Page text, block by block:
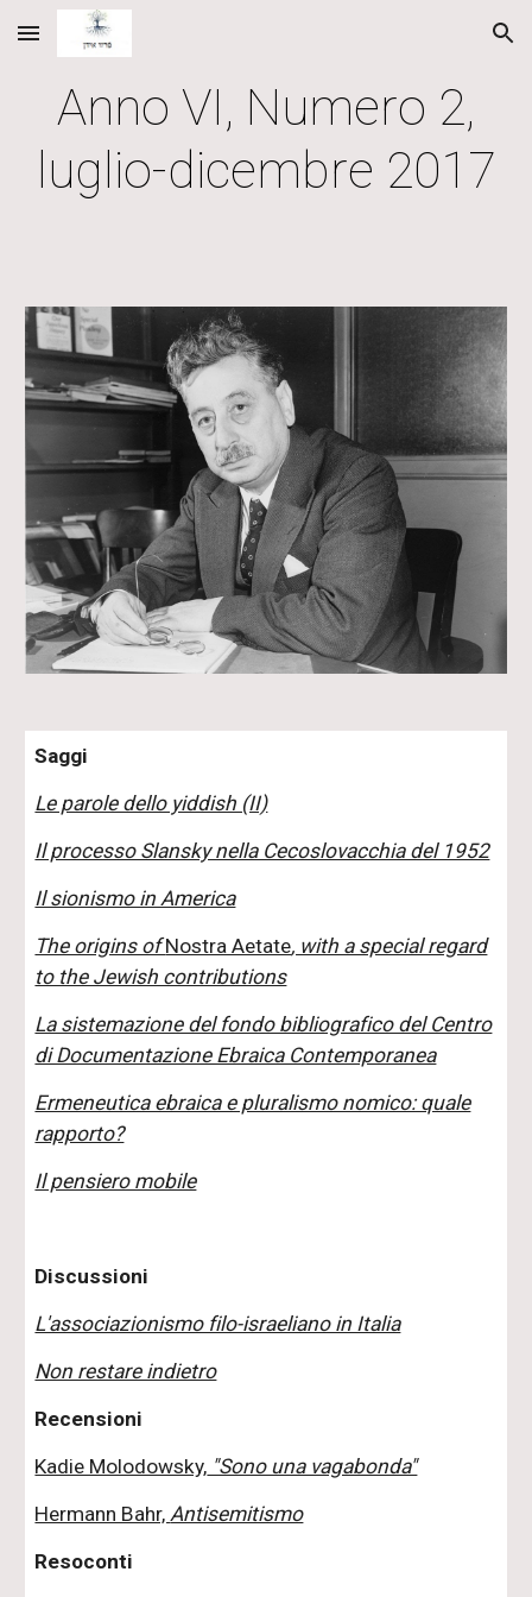
Skip to main content Skip to navigation
Anno VI, Numero 2,
luglio-dicembre 2017
Saggi
Le parole dello yiddish (II)
Il processo Slansky nella Cecoslovacchia del 1952
Il sionismo in America
The origins ofNostra Aetate, with a special regard
to the Jewish contributions
La sistemazione del fondo bibliografico del Centro
di Documentazione Ebraica Contemporanea
Ermeneutica ebraica e pluralismo nomico: quale
rapporto?
Il pensiero mobile
Discussioni
L'associazionismo filo-israeliano in Italia
Non restare indietro
Recensioni
Kadie Molodowsky, "Sono una vagabonda"
Hermann Bahr,Antisemitismo
Resoconti